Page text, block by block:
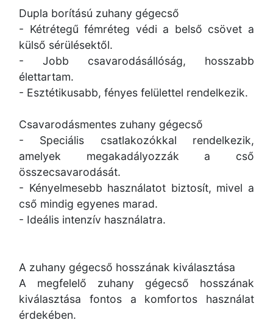
Dupla borítású zuhany gégecső
- Kétrétegű fémréteg védi a belső csövet a
külső sérülésektől.
- Jobb csavarodásállóság, hosszabb
élettartam.
- Esztétikusabb, fényes felülettel rendelkezik.
Csavarodásmentes zuhany gégecső
- Speciális csatlakozókkal rendelkezik,
amelyek megakadályozzák a cső
összecsavarodását.
- Kényelmesebb használatot biztosít, mivel a
cső mindig egyenes marad.
- Ideális intenzív használatra.
A zuhany gégecső hosszának kiválasztása
A megfelelő zuhany gégecső hosszának
kiválasztása fontos a komfortos használat
érdekében.